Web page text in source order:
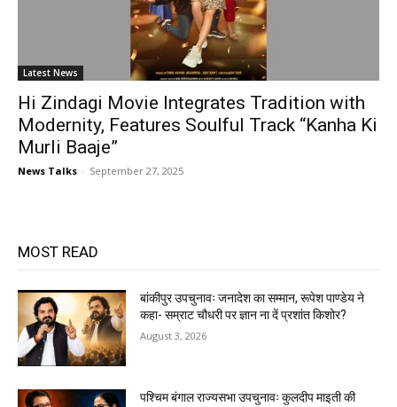
Latest News
Hi Zindagi Movie Integrates Tradition with
Modernity, Features Soulful Track “Kanha Ki
Murli Baaje”
News Talks - September 27, 2025
MOST READ
बांकीपुर उपचुनावः जनादेश का सम्मान, रूपेश पाण्डेय ने
कहा- सम्राट चौधरी पर ज्ञान ना दें प्रशांत किशोर?
August 3, 2026
पश्चिम बंगाल राज्यसभा उपचुनावः कुलदीप माइती की